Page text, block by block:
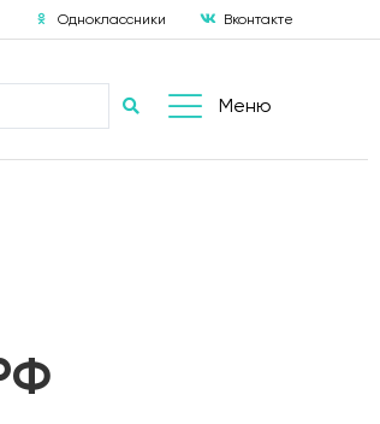
Одноклассники Вконтакте
Меню